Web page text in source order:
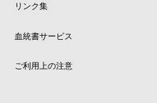
リンク集
血統書サービス
ご利用上の注意